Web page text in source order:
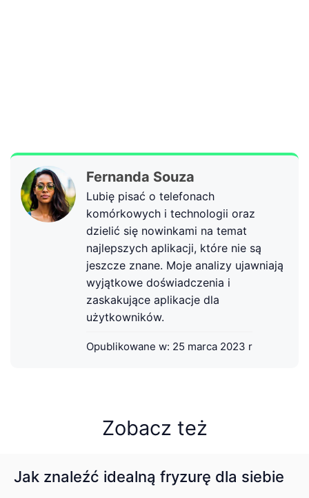
Fernanda Souza
Lubię pisać o telefonach
komórkowych i technologii oraz
dzielić się nowinkami na temat
najlepszych aplikacji, które nie są
jeszcze znane. Moje analizy ujawniają
wyjątkowe doświadczenia i
zaskakujące aplikacje dla
użytkowników.
Opublikowane w: 25 marca 2023 r
Zobacz też
Jak znaleźć idealną fryzurę dla siebie